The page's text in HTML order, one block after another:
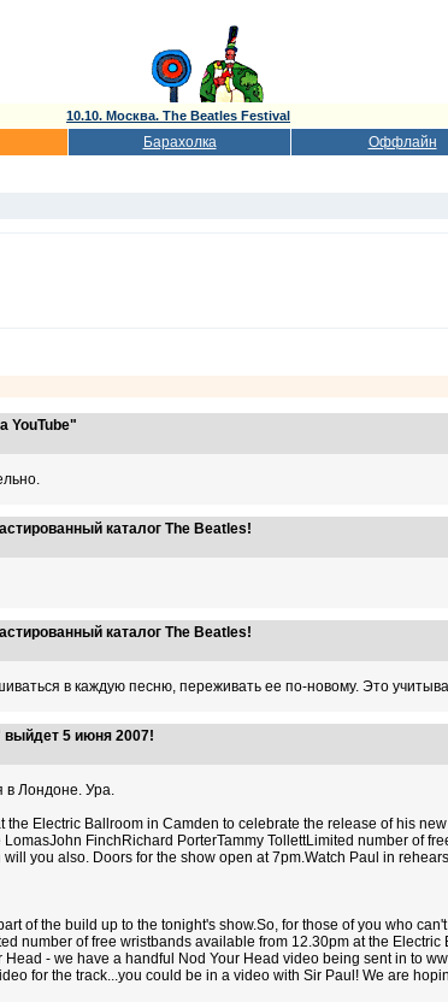
10.10. Москва. The Beatles Festival
Барахолка Оффлайн
YouTube"
каталог The Beatles!
каталог The Beatles!
в каждую песню, переживать ее по-новому. Это
5 июня 2007!
в Лондоне. Ура.
Electric Ballroom in Camden to celebrate the release of his
FinchRichard PorterTammy TollettLimited number of
you also. Doors for the show open at 7pm.Watch Paul in
of the build up to the tonight's show.So, for those of you who
number of free wristbands available from 12.30pm at the
- we have a handful Nod Your Head video being sent in to
for the track...you could be in a video with Sir Paul! We are